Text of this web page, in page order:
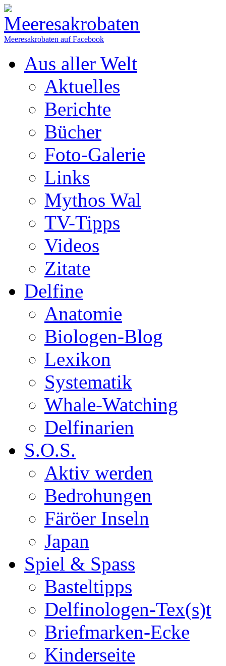
Meeresakrobaten auf Facebook
Aus aller Welt
Aktuelles
Berichte
Bücher
Foto-Galerie
Links
Mythos Wal
TV-Tipps
Videos
Zitate
Delfine
Anatomie
Biologen-Blog
Lexikon
Systematik
Whale-Watching
Delfinarien
S.O.S.
Aktiv werden
Bedrohungen
Färöer Inseln
Japan
Spiel & Spass
Basteltipps
Delfinologen-Tex(s)t
Briefmarken-Ecke
Kinderseite